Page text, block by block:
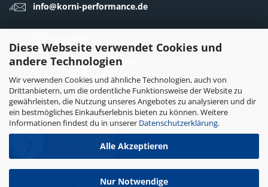
Diese Webseite verwendet Cookies und
andere Technologien
Wir verwenden Cookies und ähnliche Technologien, auch von
Drittanbietern, um die ordentliche Funktionsweise der Website zu
gewährleisten, die Nutzung unseres Angebotes zu analysieren und dir
ein bestmögliches Einkaufserlebnis bieten zu können. Weitere
Informationen findest du in unserer Datenschutzerklärung.
Alle Akzeptieren
Nur Notwendige
info@korni-performance.de
Mo - Do: 10:00 - 12:00 Uhr
12:30 - 16:30 Uhr
12:30 - 15:30 Uhr